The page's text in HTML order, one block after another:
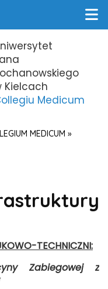
Kielcach
Medicum
MEDICUM »
TECHNICZNI:
Zabiegowej z